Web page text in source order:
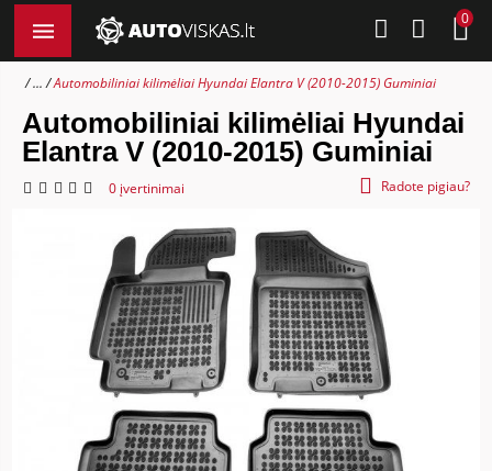
0
... Automobiliniai kilimėliai Hyundai Elantra V (2010-2015) Guminiai
Automobiliniai kilimėliai Hyundai
Elantra V (2010-2015) Guminiai
0 įvertinimai Radote pigiau?